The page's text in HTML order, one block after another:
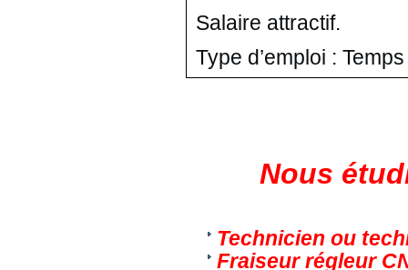
Salaire attractif.
Type d’emploi :
Nous
Technicien ou
Fraiseur régleur